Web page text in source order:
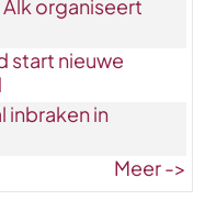
organiseert
start nieuwe
inbraken in
Meer ->